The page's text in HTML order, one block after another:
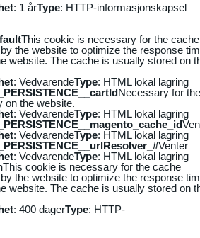
: 1 årType: HTTP-informasjonskapsel
This cookie is necessary for the cache
the website to optimize the response
website. The cache is usually stored on
: VedvarendeType: HTML lokal lagring
Necessary for the
on the website.
: VedvarendeType: HTML lokal lagring
: VedvarendeType: HTML lokal lagring
Venter
: VedvarendeType: HTML lokal lagring
This cookie is necessary for the cache
the website to optimize the response
website. The cache is usually stored on
: 400 dagerType: HTTP-